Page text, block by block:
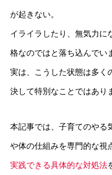
が起きない。
イライラしたり、無気力に
格なのではと落ち込んでい
実は、こうした状態は多く
決して特別なことではあり
本記事では、子育てのやる
や体の仕組みを専門的な視
実践できる具体的な対処法